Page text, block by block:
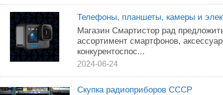
Телефоны, планшеты, камеры и
Магазин Смартистор рад
ассортимент смартфонов,
конкурентоспос...
2024-06-24
Скупка радиоприборов СССР